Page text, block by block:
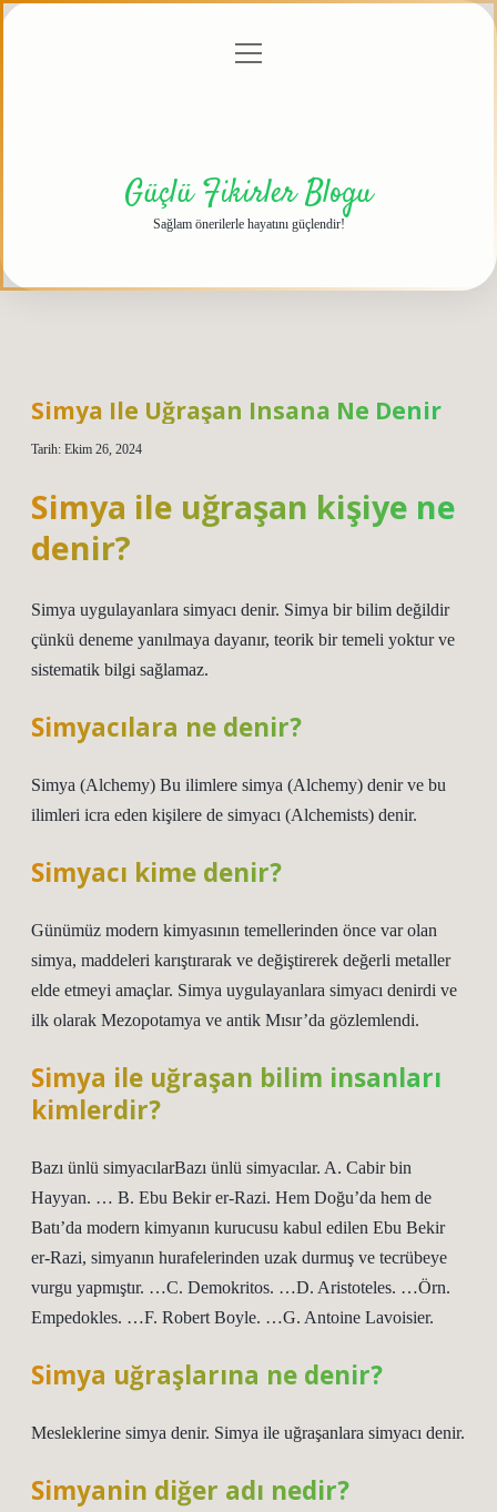
menüyü
Güçlü Fikirler Blogu
Sağlam önerilerle hayatını güçlendir!
Simya Ile Uğraşan Insana Ne Denir
Tarih: Ekim 26, 2024
Simya ile uğraşan kişiye ne
denir?
Simya uygulayanlara simyacı denir. Simya bir bilim değildir
çünkü deneme yanılmaya dayanır, teorik bir temeli yoktur ve
sistematik bilgi sağlamaz.
Simyacılara ne denir?
Simya (Alchemy) Bu ilimlere simya (Alchemy) denir ve bu
ilimleri icra eden kişilere de simyacı (Alchemists) denir.
Simyacı kime denir?
Günümüz modern kimyasının temellerinden önce var olan
simya, maddeleri karıştırarak ve değiştirerek değerli metaller
elde etmeyi amaçlar. Simya uygulayanlara simyacı denirdi ve
ilk olarak Mezopotamya ve antik Mısır’da gözlemlendi.
Simya ile uğraşan bilim insanları
kimlerdir?
Bazı ünlü simyacılarBazı ünlü simyacılar. A. Cabir bin
Hayyan. … B. Ebu Bekir er-Razi. Hem Doğu’da hem de
Batı’da modern kimyanın kurucusu kabul edilen Ebu Bekir
er-Razi, simyanın hurafelerinden uzak durmuş ve tecrübeye
vurgu yapmıştır. …C. Demokritos. …D. Aristoteles. …Örn.
Empedokles. …F. Robert Boyle. …G. Antoine Lavoisier.
Simya uğraşlarına ne denir?
Mesleklerine simya denir. Simya ile uğraşanlara simyacı denir.
Simyanin diğer adı nedir?